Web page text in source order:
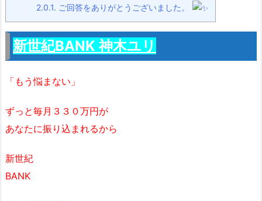
2.0.1. ご回答をありがとうございました。
新世紀BANK 神木ユリ
「もう悩まない」
ずっと毎月３３０万円が
あなたに振り込まれるから
新世紀
BANK